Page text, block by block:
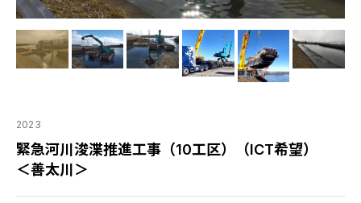
2023
緊急河川浚渫推進工事（10工区）（ICT希望）
＜善太川＞